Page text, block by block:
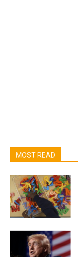
MOST READ